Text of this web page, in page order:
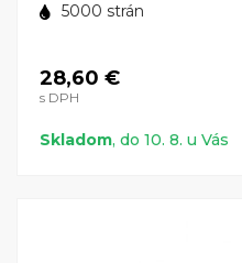
5000 strán
28,60 €
s DPH
Skladom, do 10. 8. u Vás